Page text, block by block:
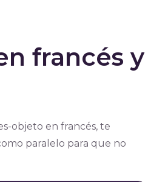
francés y
objeto en francés, te
paralelo para que no